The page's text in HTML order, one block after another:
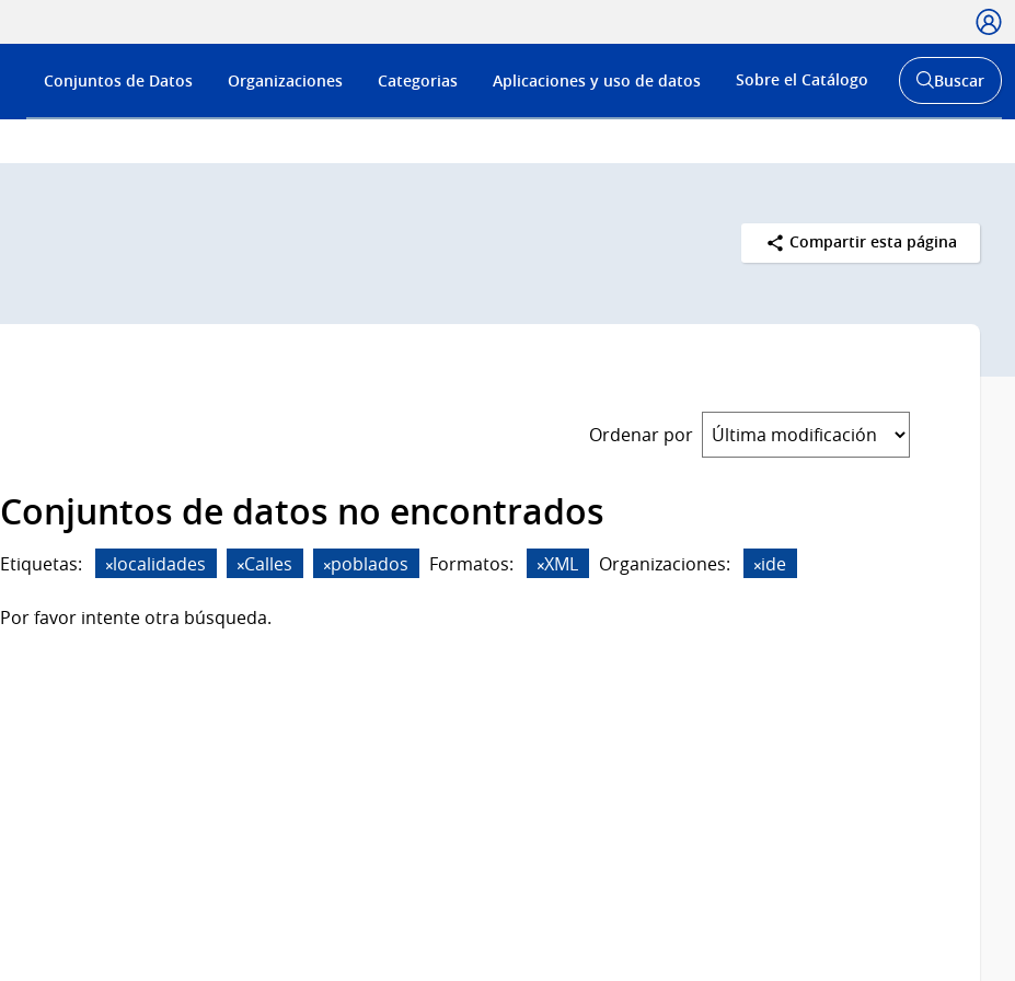
Menú
de
Conjuntos de Datos Organizaciones Categorias Aplicaciones y uso de datos Sobre el Catálogo
Abrir
buscador
Buscar
Compartir esta página
Ordenar por
Conjuntos de datos no encontrados
Etiquetas: localidades Calles poblados Formatos: XML Organizaciones: ide
Por favor intente otra búsqueda.